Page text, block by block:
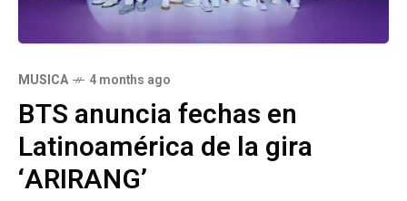
MUSICA 4 months ago
BTS anuncia fechas en
Latinoamérica de la gira
‘ARIRANG’